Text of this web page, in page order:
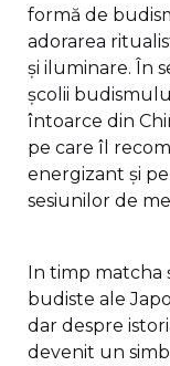
formă de
adorarea
și iluminare. În
școlii
întoarce din
pe care îl
energizant și
sesiunilor de
In timp matcha
budiste ale
dar despre
devenit un